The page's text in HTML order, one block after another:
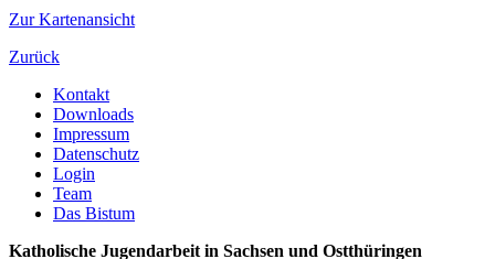
Zur Kartenansicht
Zurück
Kontakt
Downloads
Impressum
Datenschutz
Login
Team
Das Bistum
Katholische Jugendarbeit in Sachsen und Ostthüringen